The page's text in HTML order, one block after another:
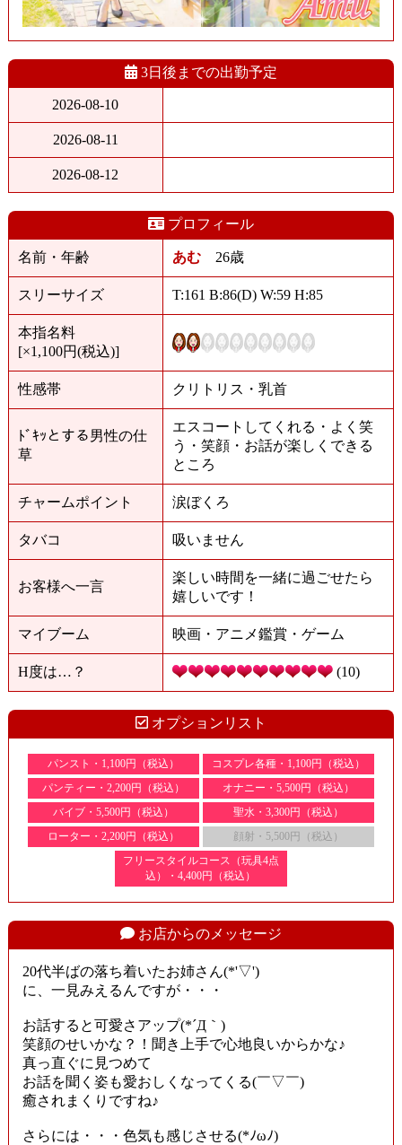
3日後までの出勤予定
2026-08-10
2026-08-11
2026-08-12
プロフィール
名前・年齢 あむ26歳
スリーサイズ T:161 B:86(D) W:59 H:85
本指名料
[×1,100円(税込)]
性感帯 クリトリス・乳首
ﾄﾞｷｯとする男性の仕
草
エスコートしてくれる・よく笑
う・笑顔・お話が楽しくできる
ところ
チャームポイント 涙ぼくろ
タバコ 吸いません
お客様へ一言
楽しい時間を一緒に過ごせたら
嬉しいです！
マイブーム 映画・アニメ鑑賞・ゲーム
H度は…？ (10)
オプションリスト
パンスト・1,100円（税込）
コスプレ各種・1,100円（税込）
パンティー・2,200円（税込）
オナニー・5,500円（税込）
バイブ・5,500円（税込）
聖水・3,300円（税込）
ローター・2,200円（税込）
顔射・5,500円（税込）
フリースタイルコース（玩具4点
込）・4,400円（税込）
お店からのメッセージ
20代半ばの落ち着いたお姉さん(*'▽')
に、一見みえるんですが・・・
お話すると可愛さアップ(*´Д｀)
笑顔のせいかな？！聞き上手で心地良いからかな♪
真っ直ぐに見つめて
お話を聞く姿も愛おしくなってくる(￣▽￣)
癒されまくりですね♪
さらには・・・色気も感じさせる(*ﾉωﾉ)